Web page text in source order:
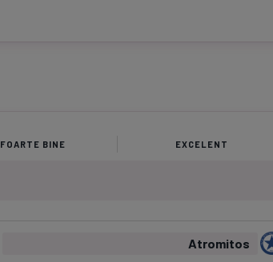
FOARTE BINE EXCELENT
Atromitos